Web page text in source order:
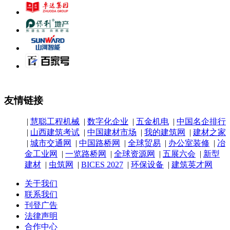
友情链接
| 慧聪工程机械 | 数字化企业 | 五金机电 | 中国名企排行
| 山西建筑考试 | 中国建材市场 | 我的建筑网 | 建材之家
| 城市交通网 | 中国路桥网 | 全球贸易 | 办公室装修 | 冶
金工业网
| 一览路桥网 | 全球资源网 | 五展六会 | 新型
建材 | 虫筑网 | BICES 2027 | 环保设备 | 建筑英才网
关于我们
联系我们
刊登广告
法律声明
合作中心